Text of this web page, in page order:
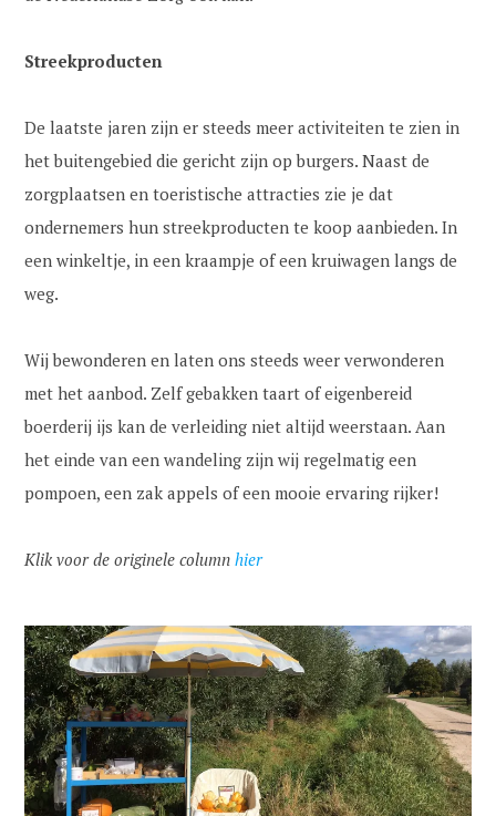
Streekproducten
De laatste jaren zijn er steeds meer activiteiten te zien in
het buitengebied die gericht zijn op burgers. Naast de
zorgplaatsen en toeristische attracties zie je dat
ondernemers hun streekproducten te koop aanbieden. In
een winkeltje, in een kraampje of een kruiwagen langs de
weg.
Wij bewonderen en laten ons steeds weer verwonderen
met het aanbod. Zelf gebakken taart of eigenbereid
boerderij ijs kan de verleiding niet altijd weerstaan. Aan
het einde van een wandeling zijn wij regelmatig een
pompoen, een zak appels of een mooie ervaring rijker!
Klik voor de originele columnhier